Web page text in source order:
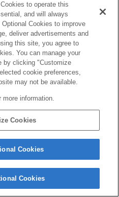
ート
to operate this
and will always
Cookies to improve
deliver advertisements and
this site, you agree to
You can manage your
by clicking "Customize
cookie preferences,
may not be available.
more information.
Cookies
Cookies
Cookies